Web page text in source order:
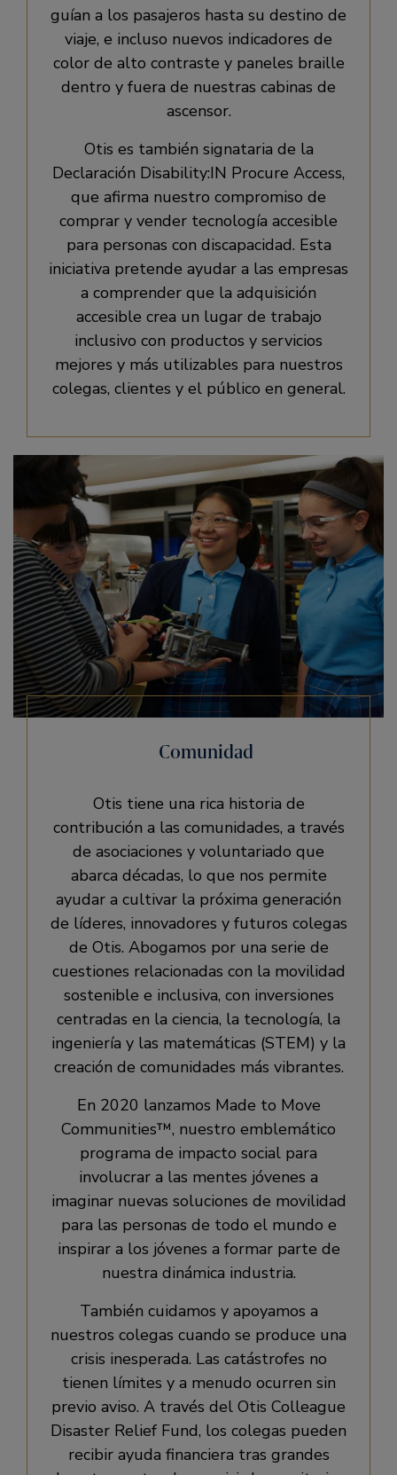
guían a los pasajeros hasta su destino de
viaje, e incluso nuevos indicadores de
color de alto contraste y paneles braille
dentro y fuera de nuestras cabinas de
ascensor.
Otis es también signataria de la
Declaración Disability:IN Procure Access,
que afirma nuestro compromiso de
comprar y vender tecnología accesible
para personas con discapacidad. Esta
iniciativa pretende ayudar a las empresas
a comprender que la adquisición
accesible crea un lugar de trabajo
inclusivo con productos y servicios
mejores y más utilizables para nuestros
colegas, clientes y el público en general.
Comunidad
Otis tiene una rica historia de
contribución a las comunidades, a través
de asociaciones y voluntariado que
abarca décadas, lo que nos permite
ayudar a cultivar la próxima generación
de líderes, innovadores y futuros colegas
de Otis. Abogamos por una serie de
cuestiones relacionadas con la movilidad
sostenible e inclusiva, con inversiones
centradas en la ciencia, la tecnología, la
ingeniería y las matemáticas (STEM) y la
creación de comunidades más vibrantes.
En 2020 lanzamos Made to Move
Communities™, nuestro emblemático
programa de impacto social para
involucrar a las mentes jóvenes a
imaginar nuevas soluciones de movilidad
para las personas de todo el mundo e
inspirar a los jóvenes a formar parte de
nuestra dinámica industria.
También cuidamos y apoyamos a
nuestros colegas cuando se produce una
crisis inesperada. Las catástrofes no
tienen límites y a menudo ocurren sin
previo aviso. A través del Otis Colleague
Disaster Relief Fund, los colegas pueden
recibir ayuda financiera tras grandes